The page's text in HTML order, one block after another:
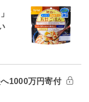
へ1000万円寄付